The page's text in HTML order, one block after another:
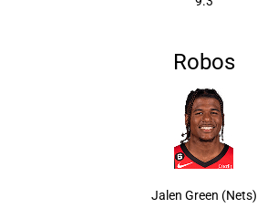
Robos
Jalen Green (Nets)